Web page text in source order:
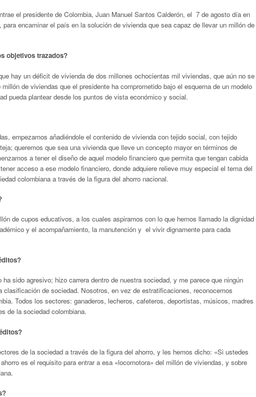
el presidente de Colombia, Juan Manuel Santos Calderón, el 7 de agosto día en
encaminar el país en la solución de vivienda que sea capaz de llevar un millón de
objetivos trazados?
hay un déficit de vivienda de dos millones ochocientas mil viviendas, que aún no se
de viviendas que el presidente ha comprometido bajo el esquema de un modelo
pueda plantear desde los puntos de vista económico y social.
empezamos añadiéndole el contenido de vivienda con tejido social, con tejido
queremos que sea una vivienda que lleve un concepto mayor en términos de
a tener el diseño de aquel modelo financiero que permita que tengan cabida
acceso a ese modelo financiero, donde adquiere relieve muy especial el tema del
colombiana a través de la figura del ahorro nacional.
de cupos educativos, a los cuales aspiramos con lo que hemos llamado la dignidad
y el acompañamiento, la manutención y el vivir dignamente para cada
sido agresivo; hizo carrera dentro de nuestra sociedad, y me parece que ningún
de sociedad. Nosotros, en vez de estratificaciones, reconocemos
Todos los sectores: ganaderos, lecheros, cafeteros, deportistas, músicos, madres
de la sociedad colombiana.
de la sociedad a través de la figura del ahorro, y les hemos dicho: «Si ustedes
es el requisito para entrar a esa «locomotora» del millón de viviendas, y sobre